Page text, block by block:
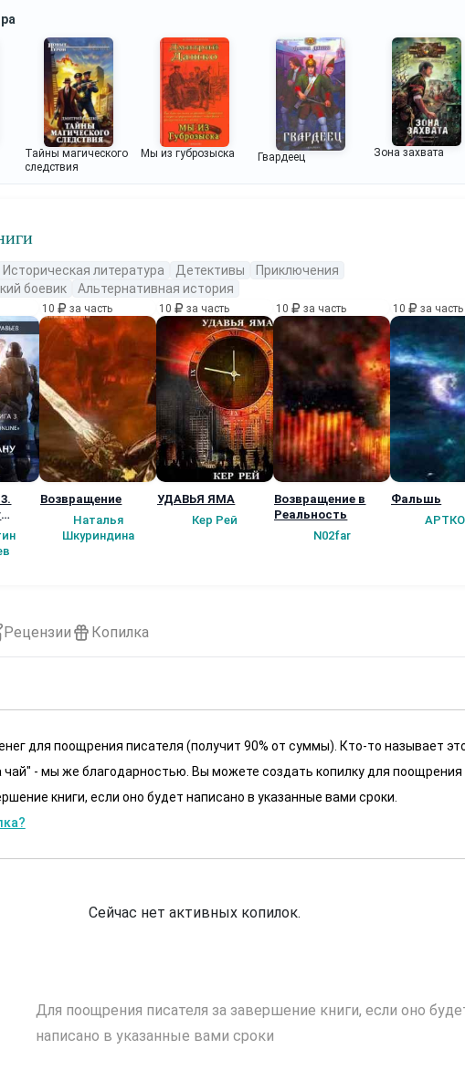
Тайны магического
следствия
Мы из губрозыска Гвардеец Зона захвата
Историческая литература Детективы
Приключения
боевик
Альтернативная история
10 за часть
Возвращение
Наталья
Шкуриндина
10 за часть
УДАВЬЯ ЯМА
Кер Рей
10 за часть
Возвращение в
Реальность
N02far
10 за часть
Фальшь
Рецензии Копилка
для поощрения писателя (получит 90% от суммы). Кто-то называет
чай" - мы же благодарностью. Вы можете создать копилку для поощрения
книги, если оно будет написано в указанные вами сроки.
Сейчас нет активных копилок.
Для поощрения писателя за завершение книги, если оно
написано в указанные вами сроки